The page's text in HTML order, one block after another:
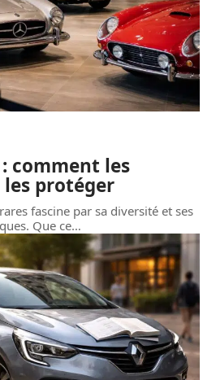
comment les
protéger
fascine par sa diversité et ses
Que ce…